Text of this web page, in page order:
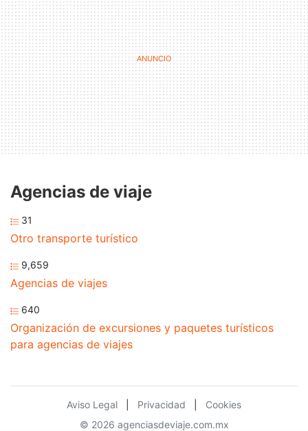
Agencias de viaje
31
Otro transporte turístico
9,659
Agencias de viajes
640
Organización de excursiones y paquetes turísticos
para agencias de viajes
Aviso Legal Privacidad
Cookies
© 2026 agenciasdeviaje.com.mx